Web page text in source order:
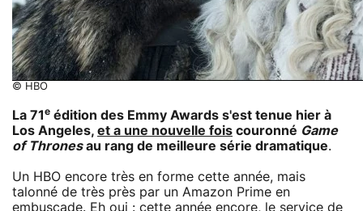
© HBO
La 71 e édition des Emmy Awards s'est tenue hier à
Los Angeles, et a une nouvelle fois couronné Game
of Thronesau rang de meilleure série dramatique.
Un HBO encore très en forme cette année, mais
talonné de très près par un Amazon Prime en
embuscade. Eh oui : cette année encore, le service de